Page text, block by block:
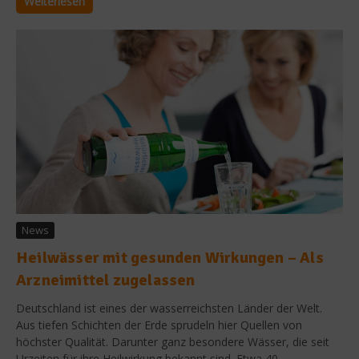
News
Heilwässer mit gesunden Wirkungen – Als
Arzneimittel zugelassen
Deutschland ist eines der wasserreichsten Länder der Welt.
Aus tiefen Schichten der Erde sprudeln hier Quellen von
höchster Qualität. Darunter ganz besondere Wässer, die seit